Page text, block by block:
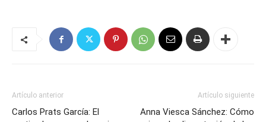
Artículo anterior
Carlos Prats García: El
Artículo siguiente
Anna Viesca Sánchez: Cómo